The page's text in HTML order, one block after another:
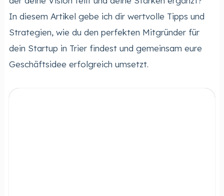
In diesem Artikel gebe ich dir wertvolle Tipps und
Strategien, wie du den perfekten Mitgründer für
dein Startup in Trier findest und gemeinsam eure
Geschäftsidee erfolgreich umsetzt.